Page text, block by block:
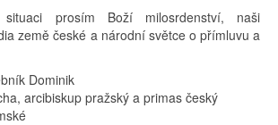
prosím Boží milosrdenství, naši
země české a národní světce o přímluvu a
Dominik
arcibiskup pražský a primas český